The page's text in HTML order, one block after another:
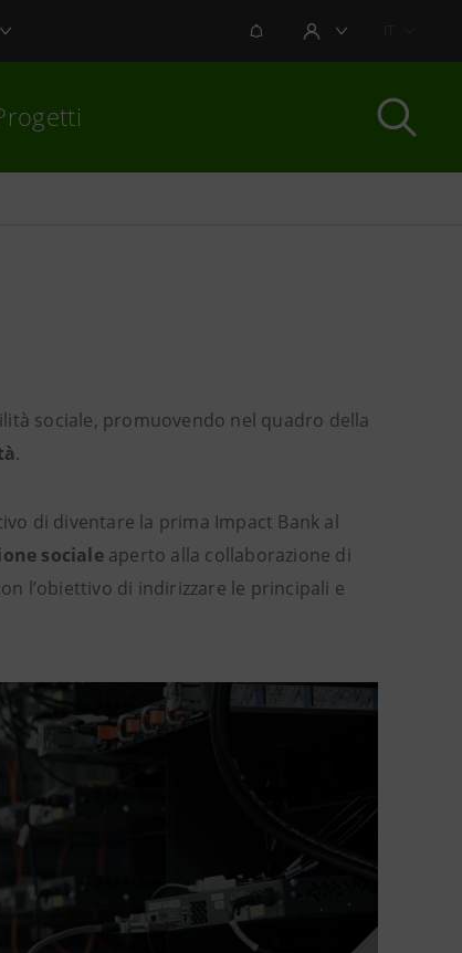
NOTIFICHEAREA UTENTE
sociale, promuovendo nel quadro della
. ​
di diventare la prima Impact Bank al
socialeaperto alla collaborazione di
l’obiettivo di indirizzare le principali e